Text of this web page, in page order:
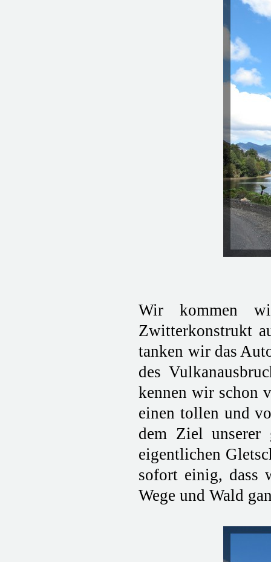
Wir kommen
Zwitterkonstrukt
tanken wir das
des
kennen wir schon
einen tollen und
dem Ziel unserer
eigentlichen
sofort einig, dass
Wege und Wald